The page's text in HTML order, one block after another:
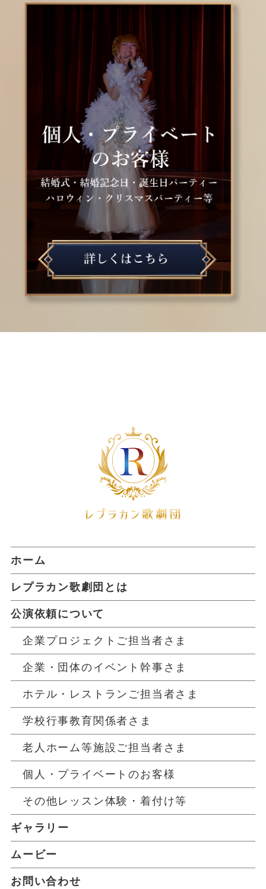
ホーム
レプラカン歌劇団とは
公演依頼について
企業プロジェクトご担当者さま
企業・団体のイベント幹事さま
ホテル・レストランご担当者さま
学校行事教育関係者さま
老人ホーム等施設ご担当者さま
個人・プライベートのお客様
その他レッスン体験・着付け等
ギャラリー
ムービー
お問い合わせ